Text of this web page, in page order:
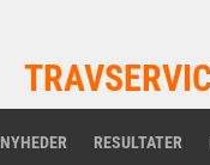
NYHEDER RESULTATER